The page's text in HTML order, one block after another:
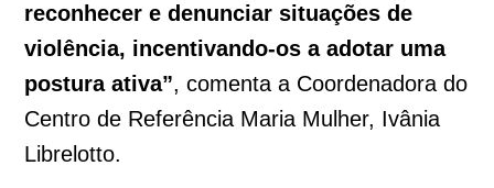
reconhecer e denunciar situações de
violência, incentivando-os a adotar uma
postura ativa”, comenta a Coordenadora do
Centro de Referência Maria Mulher, Ivânia
Librelotto.